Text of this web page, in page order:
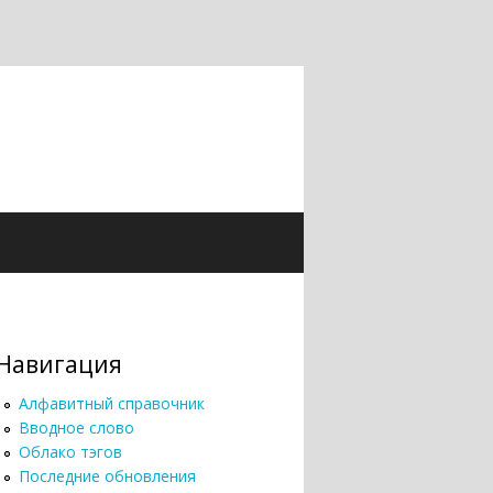
Алфавитный справочник
Вводное слово
Облако тэгов
Последние обновления